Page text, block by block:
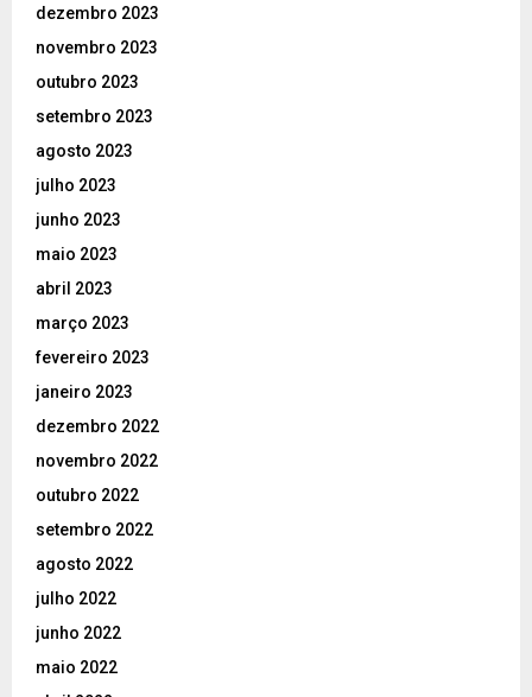
dezembro 2023
novembro 2023
outubro 2023
setembro 2023
agosto 2023
julho 2023
junho 2023
maio 2023
abril 2023
março 2023
fevereiro 2023
janeiro 2023
dezembro 2022
novembro 2022
outubro 2022
setembro 2022
agosto 2022
julho 2022
junho 2022
maio 2022